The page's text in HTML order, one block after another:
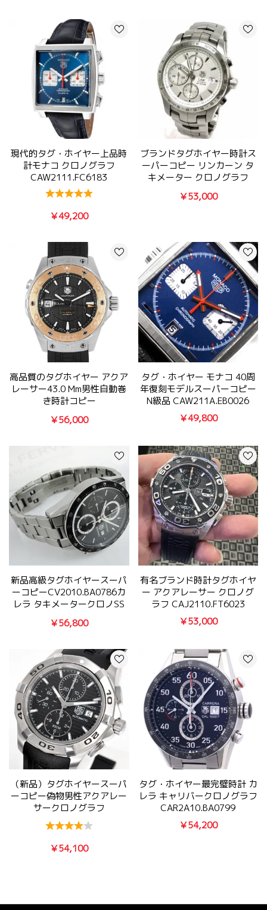
現代的タグ・ホイヤー上品時
計モナコ クロノグラフ
CAW2111.FC6183
￥49,200
ブランドタグホイヤー時計ス
ーパーコピー リンカーン タ
キメーター クロノグラフ
￥53,000
高品質のタグホイヤー アクア
レーサー43.0 Mm男性自動巻
き時計コピー
WAJ2150.FT6015
￥56,000
タグ・ホイヤー モナコ 40周
年復刻モデルスーパーコピー
N級品 CAW211A.EB0026
￥49,800
新品高級タグホイヤースーパ
ーコピーCV2010.BA0786カ
レラ タキメータークロノSS
素材
￥56,800
有名ブランド時計タグホイヤ
ー アクアレーサー クロノグ
ラフ CAJ2110.FT6023
￥53,000
（新品）タグホイヤースーパ
ーコピー偽物男性アクアレー
サークロノグラフ
CAP2110.FT6028
￥54,100
タグ・ホイヤー最完璧時計 カ
レラ キャリバークロノグラフ
CAR2A10.BA0799
￥54,200